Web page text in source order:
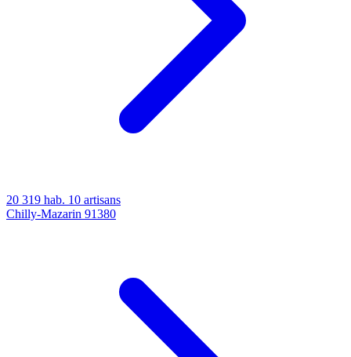
20 319 hab. 10 artisans
Chilly-Mazarin 91380